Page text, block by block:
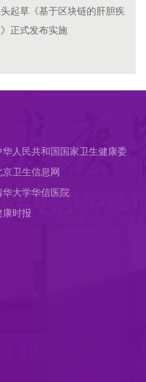
起草《基于区块链的肝胆疾
正式发布实施
华人民共和国国家卫生健康委
会
京卫生信息网
华大学华信医院
康时报